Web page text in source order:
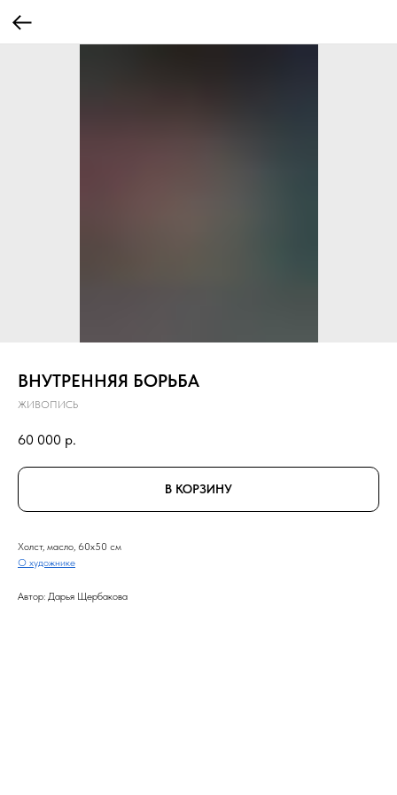
ВНУТРЕННЯЯ БОРЬБА
ЖИВОПИСЬ
60 000 р.
В КОРЗИНУ
Холст, масло, 60x50 см
О художнике
Автор: Дарья Щербакова